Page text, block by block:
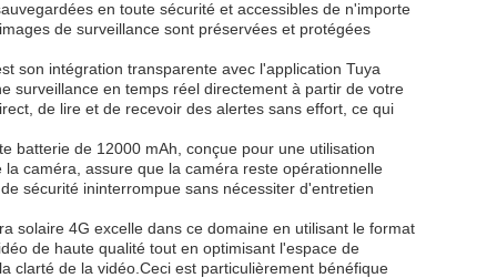
en toute sécurité et accessibles de n'importe
de surveillance sont préservées et protégées
son intégration transparente avec l'application Tuya
surveillance en temps réel directement à partir de votre
de lire et de recevoir des alertes sans effort, ce qui
batterie de 12000 mAh, conçue pour une utilisation
caméra, assure que la caméra reste opérationnelle
sécurité ininterrompue sans nécessiter d'entretien
solaire 4G excelle dans ce domaine en utilisant le format
de haute qualité tout en optimisant l'espace de
clarté de la vidéo.Ceci est particulièrement bénéfique